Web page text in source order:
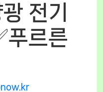
전기
푸르른